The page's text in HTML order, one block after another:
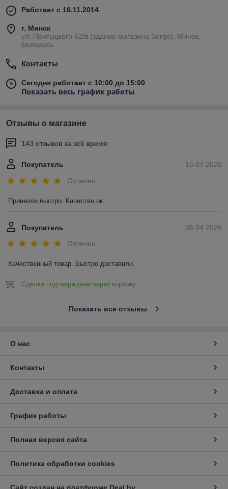
Работает с 16.11.2014
г. Минск
ул. Притыцкого 62/в (здание магазина Serge), Минск,
Беларусь
Контакты
Сегодня работает с 10:00 до 15:00
Показать весь график работы
Отзывы о магазине
143 отзывов за всё время
15.07.2026
Покупатель
Отлично
Привезли быстро. Качество ок.
06.04.2026
Покупатель
Отлично
Качественный товар. Быстро доставили.
Сделка подтверждена через корзину
Показать все отзывы
О нас
Контакты
Доставка и оплата
График работы
Полная версия сайта
Политика обработки cookies